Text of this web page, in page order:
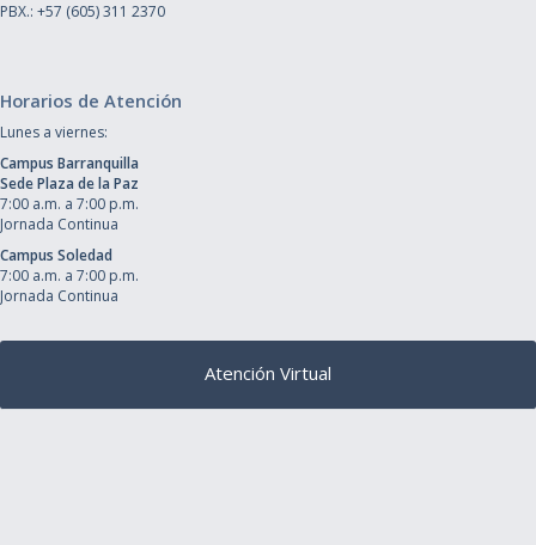
PBX.: +57 (605) 311 2370
Horarios de Atención
Lunes a viernes:
Campus Barranquilla
Sede Plaza de la Paz
7:00 a.m. a 7:00 p.m.
Jornada Continua
Campus Soledad
7:00 a.m. a 7:00 p.m.
Jornada Continua
Atención Virtual